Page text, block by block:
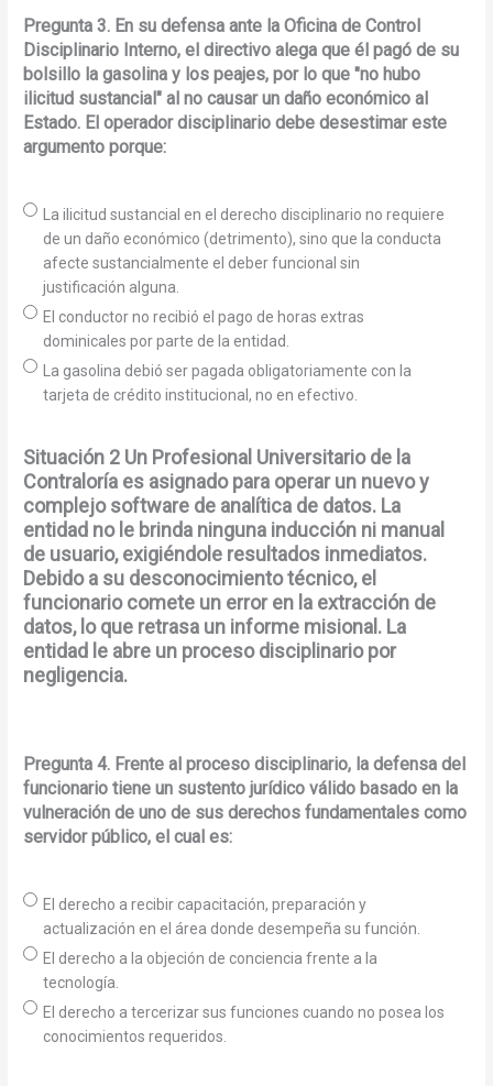
Pregunta 3. En su defensa ante la Oficina de Control
Disciplinario Interno, el directivo alega que él pagó de su
bolsillo la gasolina y los peajes, por lo que "no hubo
ilicitud sustancial" al no causar un daño económico al
Estado. El operador disciplinario debe desestimar este
argumento porque:
La ilicitud sustancial en el derecho disciplinario no requiere
de un daño económico (detrimento), sino que la conducta
afecte sustancialmente el deber funcional sin
justificación alguna.
El conductor no recibió el pago de horas extras
dominicales por parte de la entidad.
La gasolina debió ser pagada obligatoriamente con la
tarjeta de crédito institucional, no en efectivo.
Situación 2 Un Profesional Universitario de la
Contraloría es asignado para operar un nuevo y
complejo software de analítica de datos. La
entidad no le brinda ninguna inducción ni manual
de usuario, exigiéndole resultados inmediatos.
Debido a su desconocimiento técnico, el
funcionario comete un error en la extracción de
datos, lo que retrasa un informe misional. La
entidad le abre un proceso disciplinario por
negligencia.
Pregunta 4. Frente al proceso disciplinario, la defensa del
funcionario tiene un sustento jurídico válido basado en la
vulneración de uno de sus derechos fundamentales como
servidor público, el cual es:
El derecho a recibir capacitación, preparación y
actualización en el área donde desempeña su función.
El derecho a la objeción de conciencia frente a la
tecnología.
El derecho a tercerizar sus funciones cuando no posea los
conocimientos requeridos.